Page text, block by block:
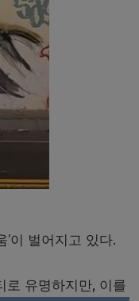
이 벌어지고 있다.
로 유명하지만, 이를